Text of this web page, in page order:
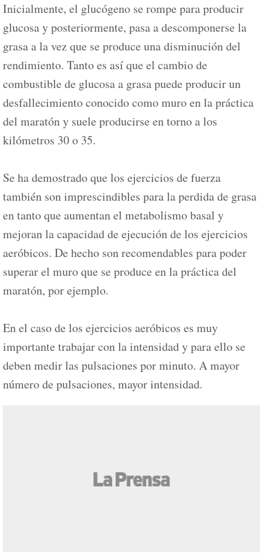
Inicialmente, el glucógeno se rompe para producir
glucosa y posteriormente, pasa a descomponerse la
grasa a la vez que se produce una disminución del
rendimiento. Tanto es así que el cambio de
combustible de glucosa a grasa puede producir un
desfallecimiento conocido como muro en la práctica
del maratón y suele producirse en torno a los
kilómetros 30 o 35.
Se ha demostrado que los ejercicios de fuerza
también son imprescindibles para la perdida de grasa
en tanto que aumentan el metabolismo basal y
mejoran la capacidad de ejecución de los ejercicios
aeróbicos. De hecho son recomendables para poder
superar el muro que se produce en la práctica del
maratón, por ejemplo.
En el caso de los ejercicios aeróbicos es muy
importante trabajar con la intensidad y para ello se
deben medir las pulsaciones por minuto. A mayor
número de pulsaciones, mayor intensidad.